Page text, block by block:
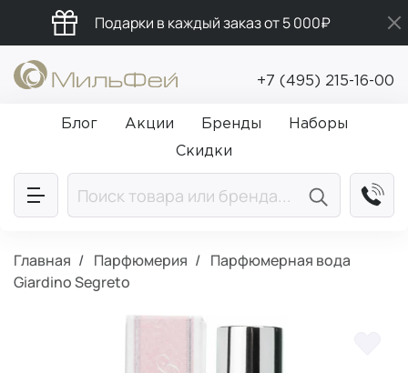
Подарки в каждый заказ от 5 000₽
Промокод ПРИВЕТ
Бесплатная доставка от 5 000₽
+7 (495) 215-16-00
Блог Акции Бренды
Наборы
Скидки
Главная Парфюмерия
Парфюмерная вода
Giardino Segreto